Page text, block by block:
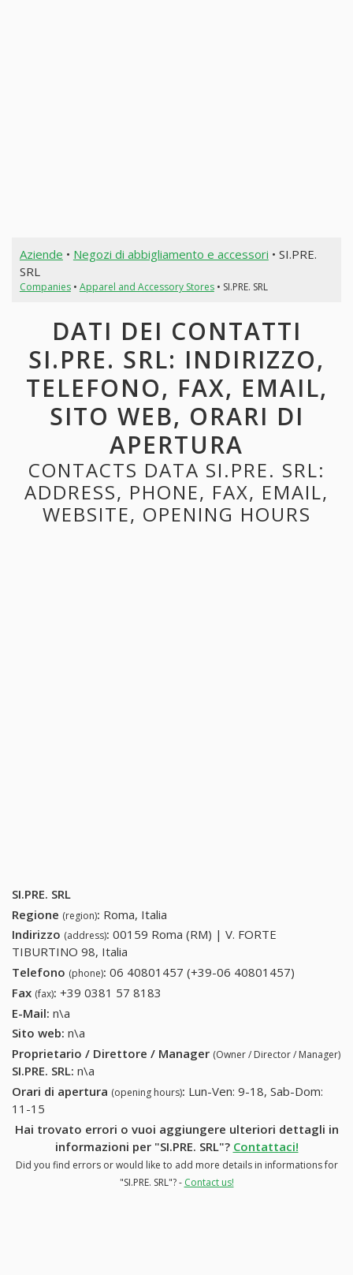
Aziende • Negozi di abbigliamento e accessori • SI.PRE.
SRL
Companies• Apparel and Accessory Stores• SI.PRE. SRL
DATI DEI CONTATTI
SI.PRE. SRL: INDIRIZZO,
TELEFONO, FAX, EMAIL,
SITO WEB, ORARI DI
APERTURA
CONTACTS DATA SI.PRE. SRL:
ADDRESS, PHONE, FAX, EMAIL,
WEBSITE, OPENING HOURS
SI.PRE. SRL
Regione (region): Roma, Italia
Indirizzo (address): 00159 Roma (RM) | V. FORTE
TIBURTINO 98, Italia
Telefono (phone): 06 40801457 (+39-06 40801457)
Fax (fax): +39 0381 57 8183
E-Mail: n\a
Sito web: n\a
Proprietario / Direttore / Manager (Owner / Director / Manager)
SI.PRE. SRL: n\a
Orari di apertura (opening hours): Lun-Ven: 9-18, Sab-Dom:
11-15
Hai trovato errori o vuoi aggiungere ulteriori dettagli in
informazioni per "SI.PRE. SRL"? Contattaci!
Did you find errors or would like to add more details in informations for
"SI.PRE. SRL"? - Contact us!